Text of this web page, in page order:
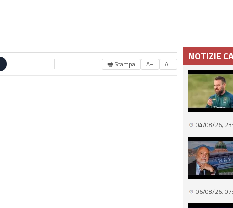
🖶 Stampa A− A+
NOTIZIE
04/08/26,
06/08/26,